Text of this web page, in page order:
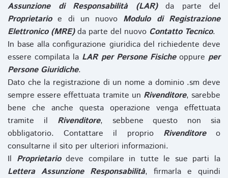
Assunzione di Responsabilità (LAR)da parte del
Proprietarioe di un nuovo Modulo di Registrazione
Elettronico (MRE)da parte del nuovo Contatto Tecnico.
In base alla configurazione giuridica del richiedente deve
essere compilata la LAR per Persone Fisicheoppure per
Persone Giuridiche.
Dato che la registrazione di un nome a dominio .sm deve
sempre essere effettuata tramite un Rivenditore, sarebbe
bene che anche questa operazione venga effettuata
tramite il Rivenditore, sebbene questo non sia
obbligatorio. Contattare il proprio Rivenditoreo
consultarne il sito per ulteriori informazioni.
Il Proprietariodeve compilare in tutte le sue parti la
Lettera Assunzione Responsabilità, firmarla e quindi